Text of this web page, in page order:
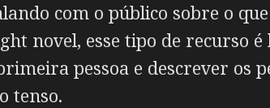
com o público sobre o
novel, esse tipo de recurso é
pessoa e descrever os
tenso.